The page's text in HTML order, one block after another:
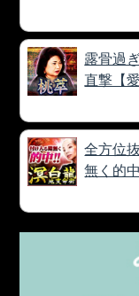
露骨過
直撃【
全方位
無く的